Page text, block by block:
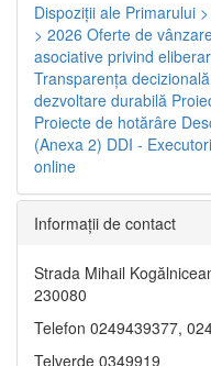
Dispoziţii ale Primarului
> 2026 Oferte de
asociative privind
Transparenţa decizională
dezvoltare durabilă
Proiecte de hotărâre
(Anexa 2) DDI -
online
Informaţii de contact
Strada Mihail
230080
Telefon 0249439377,
Telverde 0349919